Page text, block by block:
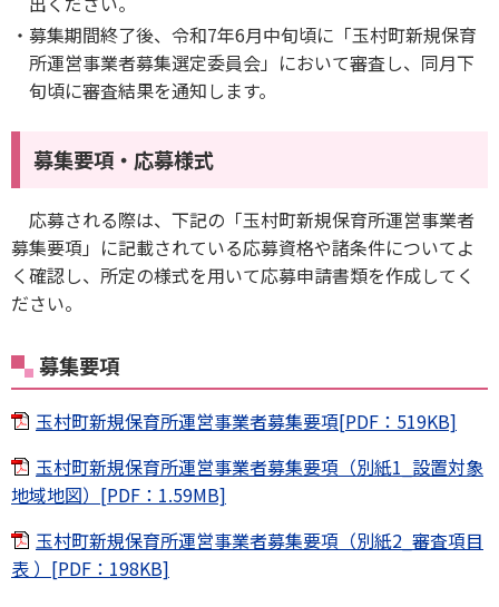
募集期間終了後、令和7年6月中旬頃に「玉村町新規保育
所運営事業者募集選定委員会」において審査し、同月下
旬頃に審査結果を通知します。
募集要項・応募様式
応募される際は、下記の「玉村町新規保育所運営事業者
募集要項」に記載されている応募資格や諸条件についてよ
く確認し、所定の様式を用いて応募申請書類を作成してく
ださい。
募集要項
玉村町新規保育所運営事業者募集要項[PDF：519KB]
玉村町新規保育所運営事業者募集要項（別紙1_設置対象
地域地図）[PDF：1.59MB]
玉村町新規保育所運営事業者募集要項（別紙2_審査項目
表 ）[PDF：198KB]